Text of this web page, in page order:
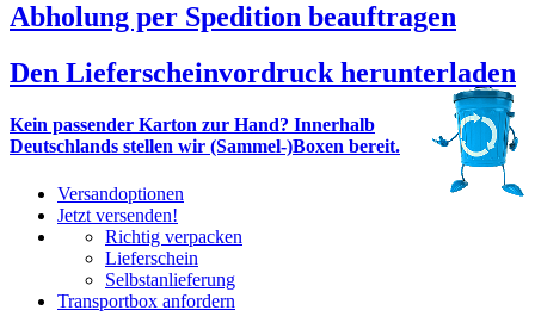
Abholung per Spedition beauftragen
Den Lieferscheinvordruck herunterladen
Kein passender Karton zur Hand? Innerhalb
Deutschlands stellen wir (Sammel-)Boxen bereit.
Versandoptionen
Jetzt versenden!
Richtig verpacken
Lieferschein
Selbstanlieferung
Transportbox anfordern